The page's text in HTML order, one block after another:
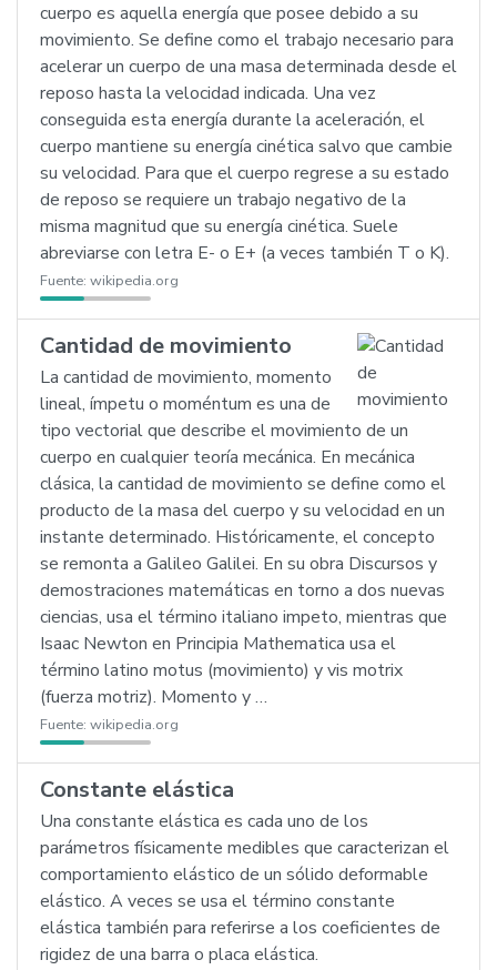
cuerpo es aquella energía que posee debido a su
movimiento. Se define como el trabajo necesario para
acelerar un cuerpo de una masa determinada desde el
reposo hasta la velocidad indicada. Una vez
conseguida esta energía durante la aceleración, el
cuerpo mantiene su energía cinética salvo que cambie
su velocidad. Para que el cuerpo regrese a su estado
de reposo se requiere un trabajo negativo de la
misma magnitud que su energía cinética. Suele
abreviarse con letra E- o E+ (a veces también T o K).
Fuente: wikipedia.org
Cantidad de movimiento
La cantidad de movimiento, momento
lineal, ímpetu o moméntum es una de
tipo vectorial que describe el movimiento de un
cuerpo en cualquier teoría mecánica. En mecánica
clásica, la cantidad de movimiento se define como el
producto de la masa del cuerpo y su velocidad en un
instante determinado. Históricamente, el concepto
se remonta a Galileo Galilei. En su obra Discursos y
demostraciones matemáticas en torno a dos nuevas
ciencias, usa el término italiano impeto, mientras que
Isaac Newton en Principia Mathematica usa el
término latino motus (movimiento) y vis motrix
(fuerza motriz). Momento y …
Fuente: wikipedia.org
Constante elástica
Una constante elástica es cada uno de los
parámetros físicamente medibles que caracterizan el
comportamiento elástico de un sólido deformable
elástico. A veces se usa el término constante
elástica también para referirse a los coeficientes de
rigidez de una barra o placa elástica.